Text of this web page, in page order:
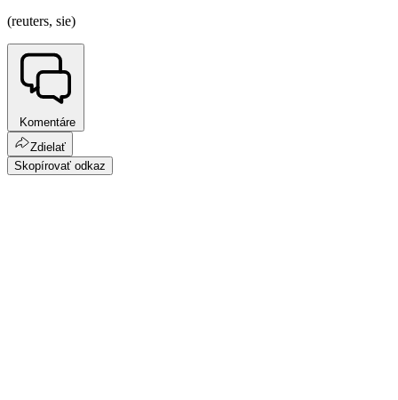
(reuters, sie)
Komentáre
Zdielať
Skopírovať odkaz